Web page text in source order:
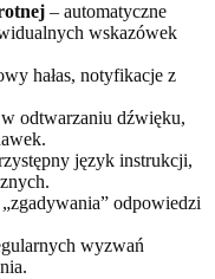
– automatyczne
wskazówek
hałas, notyfikacje z
odtwarzaniu dźwięku,
język instrukcji,
odpowiedzi
wyzwań